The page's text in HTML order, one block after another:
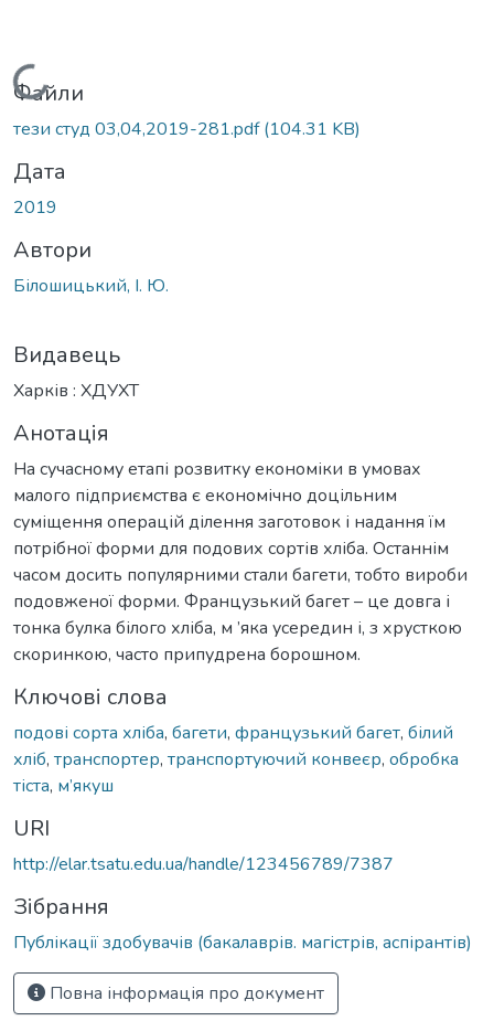
Вантажиться...
Файли
тези студ 03,04,2019-281.pdf(104.31 KB)
Дата
2019
Автори
Білошицький, І. Ю.
Видавець
Харків : ХДУХТ
Анотація
На сучасному етапі розвитку економіки в умовах
малого підприємства є економічно доцільним
суміщення операцій ділення заготовок і надання їм
потрібної форми для подових сортів хліба. Останнім
часом досить популярними стали багети, тобто вироби
подовженої форми. Французький багет – це довга і
тонка булка білого хліба, м ’яка усередин і, з хрусткою
скоринкою, часто припудрена борошном.
Ключові слова
подові сорта хліба, багети, французький багет, білий
хліб, транспортер, транспортуючий конвеєр, обробка
тіста, м’якуш
URI
http://elar.tsatu.edu.ua/handle/123456789/7387
Зібрання
Публікації здобувачів (бакалаврів. магістрів, аспірантів)
Повна інформація про документ